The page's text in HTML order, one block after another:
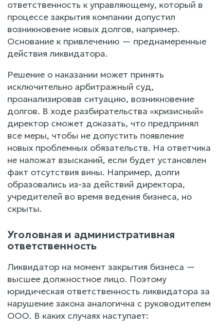
ответственность к управляющему, который в
процессе закрытия компании допустил
возникновение новых долгов, например.
Основание к привлечению — преднамеренные
действия ликвидатора.
Решение о наказании может принять
исключительно арбитражный суд,
проанализировав ситуацию, возникновение
долгов. В ходе разбирательства «кризисный»
директор сможет доказать, что предпринял
все меры, чтобы не допустить появление
новых проблемных обязательств. На ответчика
не наложат взысканий, если будет установлен
факт отсутствия вины. Например, долги
образовались из-за действий директора,
учредителей во время ведения бизнеса, но
скрыты.
Уголовная и административная
ответственность
Ликвидатор на момент закрытия бизнеса —
высшее должностное лицо. Поэтому
юридическая ответственность ликвидатора за
нарушение закона аналогична с руководителем
ООО. В каких случаях наступает: